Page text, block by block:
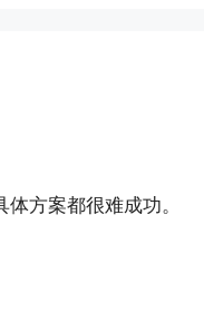
方案都很难成功。